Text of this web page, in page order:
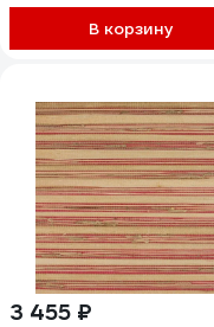
В корзину
3 455 ₽